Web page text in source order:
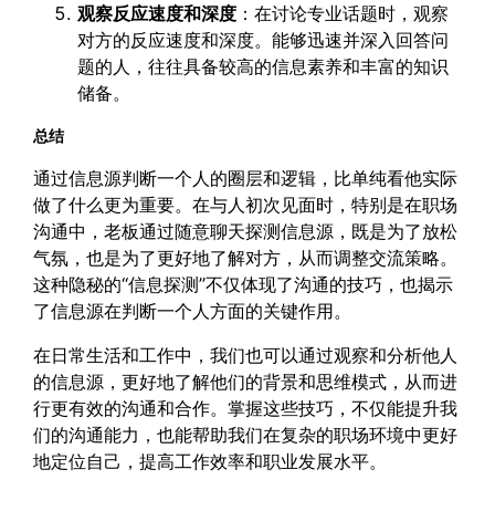
观察反应速度和深度 ：在讨论专业话题时，观察
对方的反应速度和深度。能够迅速并深入回答问
题的人，往往具备较高的信息素养和丰富的知识
储备。
总结
通过信息源判断一个人的圈层和逻辑，比单纯看他实际
做了什么更为重要。在与人初次见面时，特别是在职场
沟通中，老板通过随意聊天探测信息源，既是为了放松
气氛，也是为了更好地了解对方，从而调整交流策略。
这种隐秘的“信息探测”不仅体现了沟通的技巧，也揭示
了信息源在判断一个人方面的关键作用。
在日常生活和工作中，我们也可以通过观察和分析他人
的信息源，更好地了解他们的背景和思维模式，从而进
行更有效的沟通和合作。掌握这些技巧，不仅能提升我
们的沟通能力，也能帮助我们在复杂的职场环境中更好
地定位自己，提高工作效率和职业发展水平。